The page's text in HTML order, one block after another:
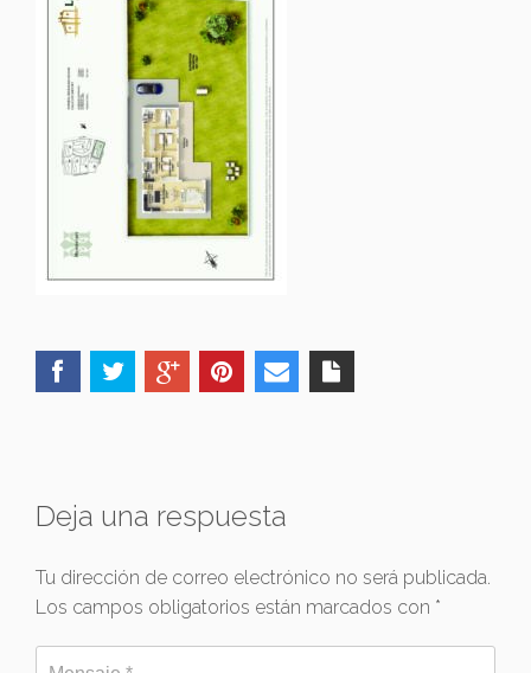
Deja una respuesta
Tu dirección de correo electrónico no será publicada.
Los campos obligatorios están marcados con *